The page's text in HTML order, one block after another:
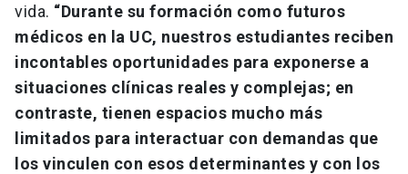
vida. “Durante su formación como futuros
médicos en la UC, nuestros estudiantes reciben
incontables oportunidades para exponerse a
situaciones clínicas reales y complejas; en
contraste, tienen espacios mucho más
limitados para interactuar con demandas que
los vinculen con esos determinantes y con los